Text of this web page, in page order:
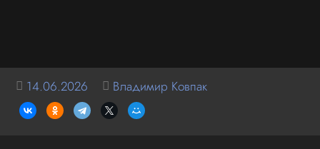
14.06.2026 Владимир Ковпак